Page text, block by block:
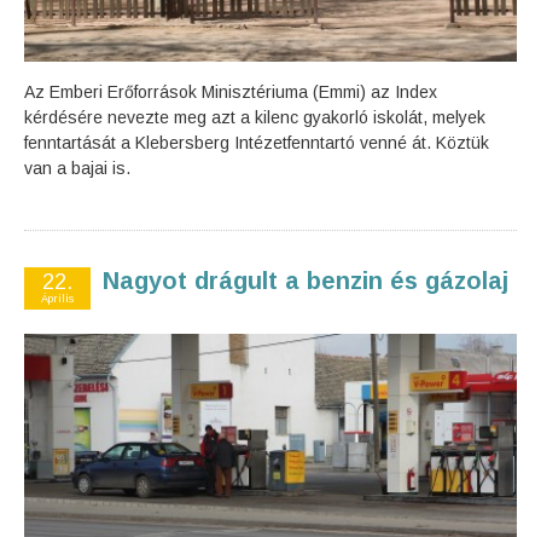
Az Emberi Erőforrások Minisztériuma (Emmi) az Index
kérdésére nevezte meg azt a kilenc gyakorló iskolát, melyek
fenntartását a Klebersberg Intézetfenntartó venné át. Köztük
van a bajai is.
22.
Április
Nagyot drágult a benzin és gázolaj